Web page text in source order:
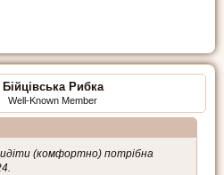
Бійцівська Рибка
Well-Known Member
(комфортно) потрібна